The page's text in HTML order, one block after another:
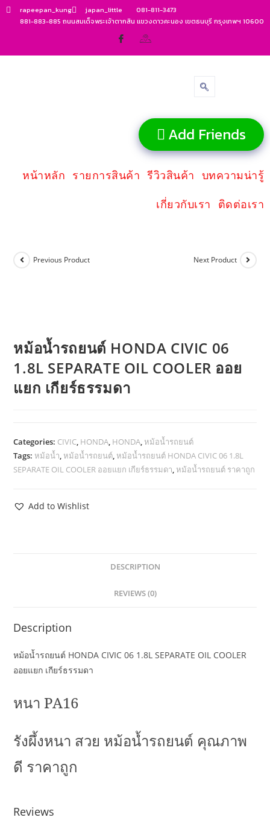
rapeepan_kung japan_little
081-811-3473
881-883-885 ถนนสมเด็จพระเจ้าตากสิน แขวงดาวคะนอง เขตธนบุรี กรุงเทพฯ 10600
Add Friends
หน้าหลัก รายการสินค้า รีวิวสินค้า บทความน่ารู้
เกี่ยวกับเรา
ติดต่อเรา
Previous Product Next Product
หม้อน้ำรถยนต์ HONDA CIVIC 06
1.8L SEPARATE OIL COOLER ออย
แยก เกียร์ธรรมดา
Categories: CIVIC, HONDA, HONDA,หม้อน้ำรถยนต์
Tags:หม้อน้ำ,หม้อน้ำรถยนต์,หม้อน้ำรถยนต์ HONDA CIVIC 06 1.8L
SEPARATE OIL COOLER ออยแยก เกียร์ธรรมดา,หม้อน้ำรถยนต์ ราคาถูก
Add to Wishlist
DESCRIPTION
REVIEWS (0)
Description
หม้อน้ำรถยนต์ HONDA CIVIC 06 1.8L SEPARATE OIL COOLER
ออยแยก เกียร์ธรรมดา
หนา PA16
รังผึ้งหนา สวย หม้อน้ำรถยนต์ คุณภาพ
ดี ราคาถูก
Reviews